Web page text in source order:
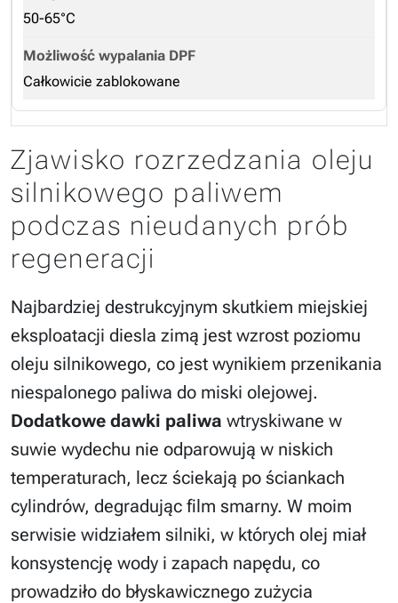
50-65°C
Całkowicie zablokowane
Zjawisko rozrzedzania oleju
silnikowego paliwem
podczas nieudanych prób
regeneracji
Najbardziej destrukcyjnym skutkiem miejskiej
eksploatacji diesla zimą jest wzrost poziomu
oleju silnikowego, co jest wynikiem przenikania
niespalonego paliwa do miski olejowej.
Dodatkowe dawki paliwa wtryskiwane w
suwie wydechu nie odparowują w niskich
temperaturach, lecz ściekają po ściankach
cylindrów, degradując film smarny. W moim
serwisie widziałem silniki, w których olej miał
konsystencję wody i zapach napędu, co
prowadziło do błyskawicznego zużycia